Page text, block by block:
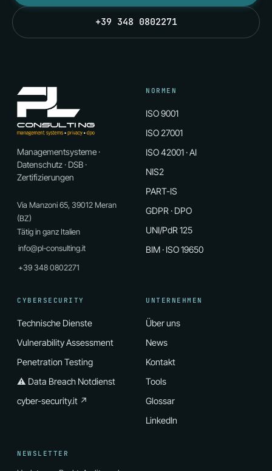
+39 348 0802271
Managementsysteme ·
Datenschutz · DSB ·
Zertifizierungen
Via Manzoni 65, 39012 Meran
(BZ)
Tätig in ganz Italien
info@pl-consulting.it
+39 348 0802271
NORMEN
ISO 9001
ISO 27001
ISO 42001 · AI
NIS2
PART-IS
GDPR · DPO
UNI/PdR 125
BIM · ISO 19650
CYBERSECURITY
Technische Dienste
Vulnerability Assessment
Penetration Testing
⚠ Data Breach Notdienst
cyber-security.it ↗
UNTERNEHMEN
Über uns
News
Kontakt
Tools
Glossar
LinkedIn
NEWSLETTER